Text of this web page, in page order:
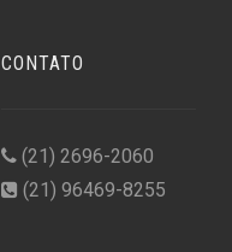
CONTATO
(21) 2696-2060
(21) 96469-8255